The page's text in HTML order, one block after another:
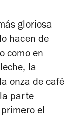
gloriosa
hacen de
como en
la
onza de café
parte
el